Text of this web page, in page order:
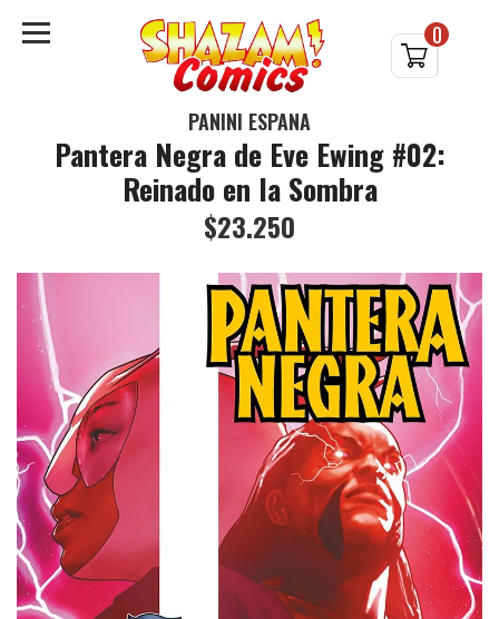
0
PANINI ESPAÑA
Pantera Negra de Eve Ewing #02:
Reinado en la Sombra
$23.250